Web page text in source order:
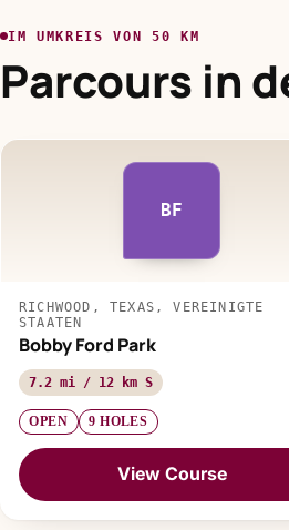
IM UMKREIS VON 50 KM
Parcours in
BF
RICHWOOD, TEXAS, VEREINIGTE
STAATEN
Bobby Ford Park
7.2 mi / 12 km S
OPEN 9 HOLES
View Course